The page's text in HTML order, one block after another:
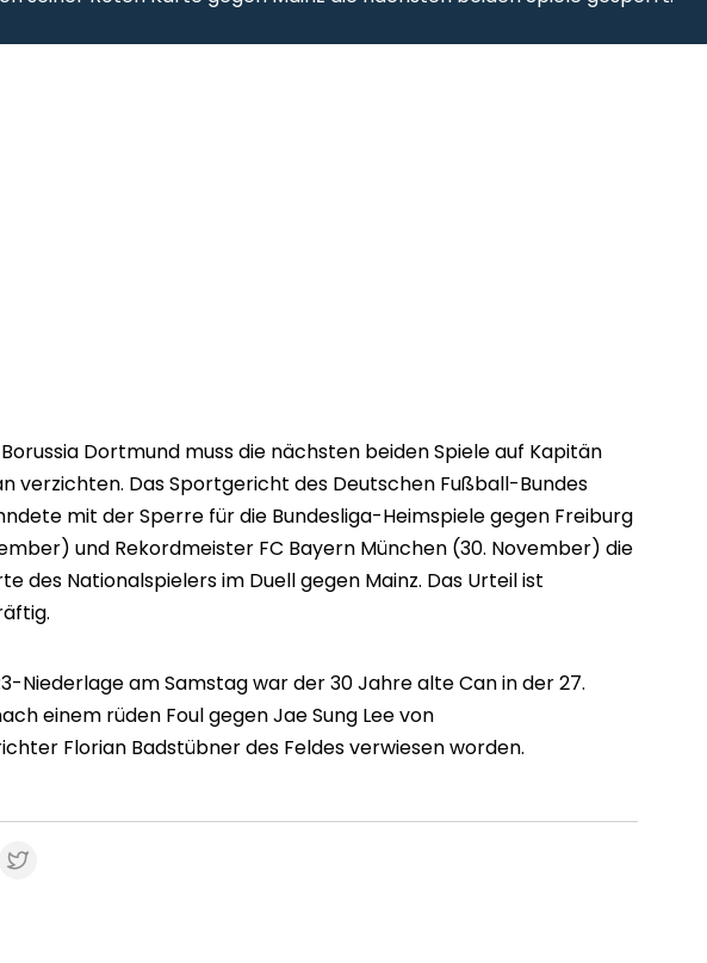
Dortmund muss die nächsten beiden Spiele auf Kapitän
verzichten. Das Sportgericht des Deutschen Fußball-Bundes
mit der Sperre für die Bundesliga-Heimspiele gegen Freiburg
und Rekordmeister FC Bayern München (30. November) die
des Nationalspielers im Duell gegen Mainz. Das Urteil ist
Niederlage am Samstag war der 30 Jahre alte Can in der 27.
einem rüden Foul gegen Jae Sung Lee von
Florian Badstübner des Feldes verwiesen worden.